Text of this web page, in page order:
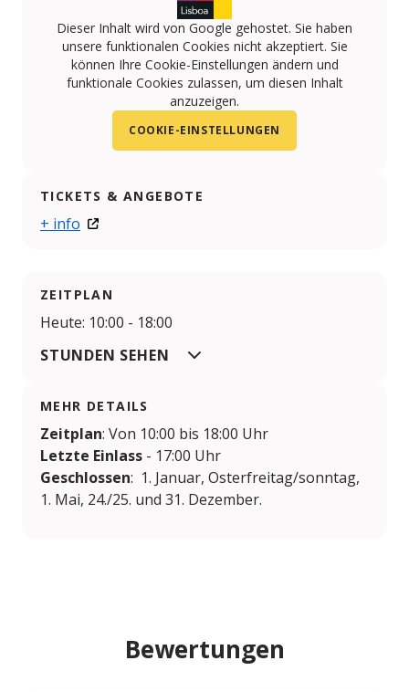
Dieser Inhalt wird von Google gehostet. Sie haben
unsere funktionalen Cookies nicht akzeptiert. Sie
können Ihre Cookie-Einstellungen ändern und
funktionale Cookies zulassen, um diesen Inhalt
anzuzeigen.
COOKIE-EINSTELLUNGEN
TICKETS & ANGEBOTE
+ info
ZEITPLAN
Heute: 10:00 - 18:00
STUNDEN SEHEN
MEHR DETAILS
Zeitplan: Von 10:00 bis 18:00 Uhr
Letzte Einlass - 17:00 Uhr
Geschlossen: 1. Januar, Osterfreitag/sonntag,
1. Mai, 24./25. und 31. Dezember.
Bewertungen